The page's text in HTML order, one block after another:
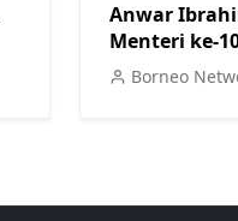
Anwar
Menteri ke-
Borneo